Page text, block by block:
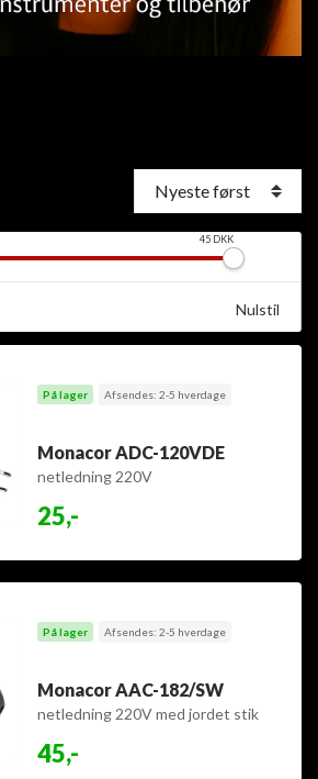
Nulstil
45 DKK
På lager Afsendes: 2-5 hverdage
Monacor ADC-120VDE
netledning 220V
25,-
På lager Afsendes: 2-5 hverdage
Monacor AAC-182/SW
netledning 220V med jordet stik
45,-